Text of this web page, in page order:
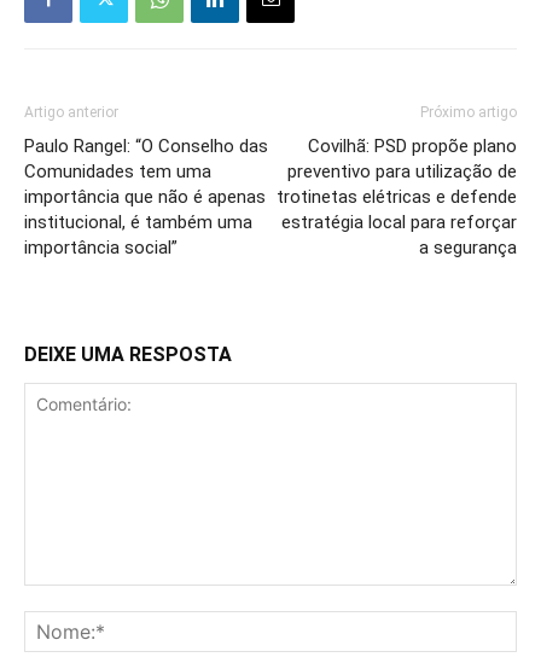
Artigo anterior
Paulo Rangel: “O Conselho das
Comunidades tem uma
importância que não é apenas
institucional, é também uma
importância social”
Próximo artigo
Covilhã: PSD propõe plano
preventivo para utilização de
trotinetas elétricas e defende
estratégia local para reforçar
a segurança
DEIXE UMA RESPOSTA